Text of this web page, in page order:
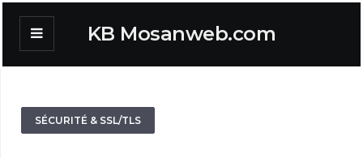
KB Mosanweb.com
SÉCURITÉ & SSL/TLS